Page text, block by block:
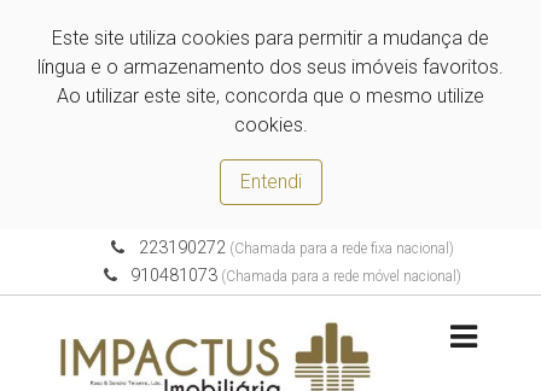
Este site utiliza cookies para permitir a mudança de
língua e o armazenamento dos seus imóveis favoritos.
Ao utilizar este site, concorda que o mesmo utilize
cookies.
Entendi
223190272(Chamada para a rede fixa nacional)
910481073 (Chamada para a rede móvel nacional)